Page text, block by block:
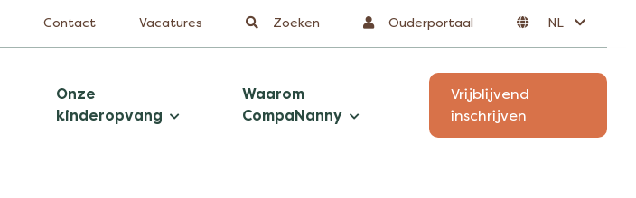
Contact Vacatures Zoeken Ouderportaal NL
Onze
kinderopvang
Waarom
CompaNanny
Vrijblijvend
inschrijven